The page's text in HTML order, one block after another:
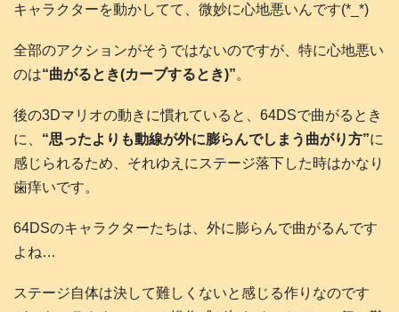
キャラクターを動かしてて、微妙に心地悪いんです(*_*)
全部のアクションがそうではないのですが、特に心地悪い
のは“曲がるとき(カーブするとき)”。
後の3Dマリオの動きに慣れていると、64DSで曲がるとき
に、 “思ったよりも動線が外に膨らんでしまう曲がり方”に
感じられるため、それゆえにステージ落下した時はかなり
歯痒いです。
64DSのキャラクターたちは、外に膨らんで曲がるんです
よね…
ステージ自体は決して難しくないと感じる作りなのです